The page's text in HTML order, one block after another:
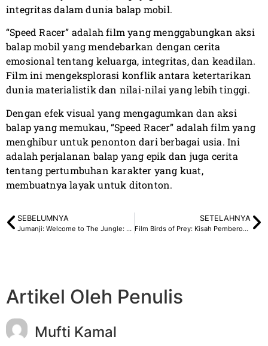
integritas dalam dunia balap mobil.
“Speed Racer” adalah film yang menggabungkan aksi
balap mobil yang mendebarkan dengan cerita
emosional tentang keluarga, integritas, dan keadilan.
Film ini mengeksplorasi konflik antara ketertarikan
dunia materialistik dan nilai-nilai yang lebih tinggi.
Dengan efek visual yang mengagumkan dan aksi
balap yang memukau, “Speed Racer” adalah film yang
menghibur untuk penonton dari berbagai usia. Ini
adalah perjalanan balap yang epik dan juga cerita
tentang pertumbuhan karakter yang kuat,
membuatnya layak untuk ditonton.
SEBELUMNYA
Jumanji: Welcome to The Jungle: Game Seru dan Berbahaya
SETELAHNYA
Film Birds of Prey: Kisah Pemberontakan Harley Quinn
Artikel Oleh Penulis
Mufti Kamal